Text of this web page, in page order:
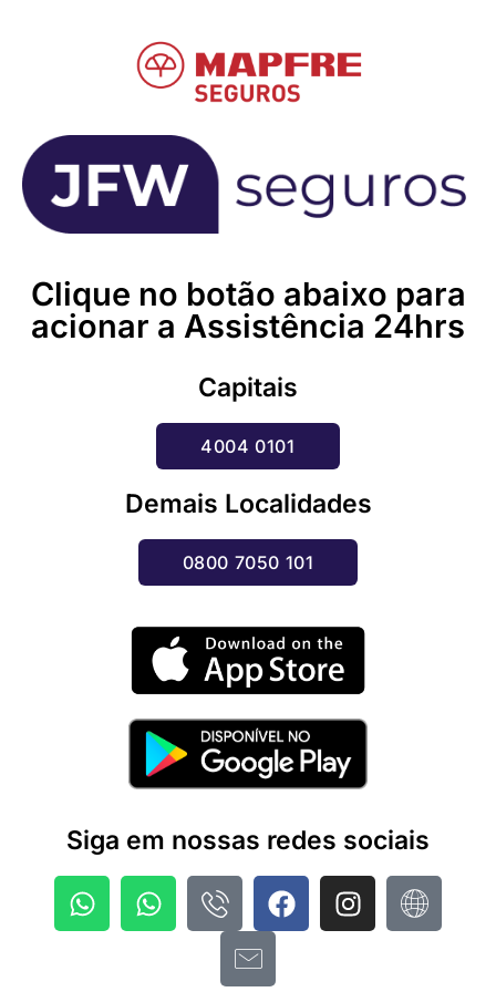
Clique no botão abaixo para
acionar a Assistência 24hrs
Capitais
4004 0101
Demais Localidades
0800 7050 101
Siga em nossas redes sociais